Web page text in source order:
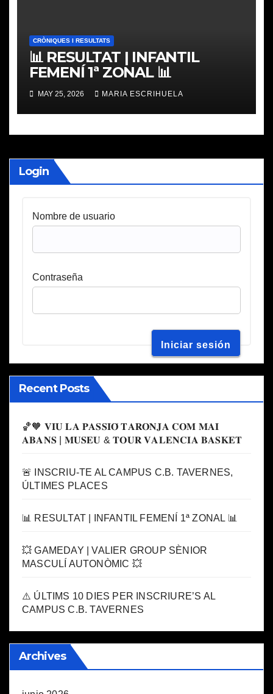
CRÒNIQUES I RESULTATS
📊 RESULTAT | INFANTIL
FEMENÍ 1ª ZONAL 📊
MAY 25, 2026 MARIA ESCRIHUELA
Login
Nombre de usuario
Contraseña
Recent Posts
🏀🧡 𝐕𝐈𝐔 𝐋𝐀 𝐏𝐀𝐒𝐒𝐈𝐎́ 𝐓𝐀𝐑𝐎𝐍𝐉𝐀 𝐂𝐎𝐌 𝐌𝐀𝐈
𝐀𝐁𝐀𝐍𝐒 | 𝐌𝐔𝐒𝐄𝐔 & 𝐓𝐎𝐔𝐑 𝐕𝐀𝐋𝐄𝐍𝐂𝐈𝐀 𝐁𝐀𝐒𝐊𝐄𝐓
🚨 INSCRIU-TE AL CAMPUS C.B. TAVERNES,
ÚLTIMES PLACES
📊 RESULTAT | INFANTIL FEMENÍ 1ª ZONAL 📊
💥 GAMEDAY | VALIER GROUP SÈNIOR
MASCULÍ AUTONÒMIC 💥
⚠️ ÚLTIMS 10 DIES PER INSCRIURE’S AL
CAMPUS C.B. TAVERNES
Archives